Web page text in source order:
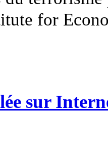
for
sur